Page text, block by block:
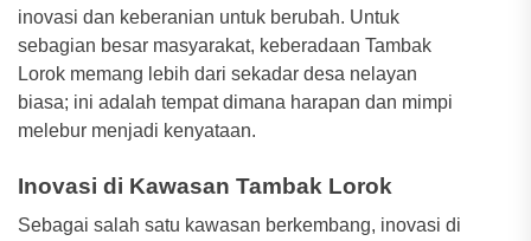
inovasi dan keberanian untuk berubah. Untuk
sebagian besar masyarakat, keberadaan Tambak
Lorok memang lebih dari sekadar desa nelayan
biasa; ini adalah tempat dimana harapan dan mimpi
melebur menjadi kenyataan.
Inovasi di Kawasan Tambak Lorok
Sebagai salah satu kawasan berkembang, inovasi di